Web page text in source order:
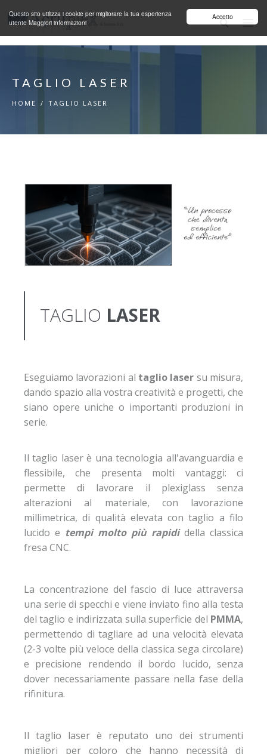
Accetto
Questo sito utilizza i cookie per migliorare la tua esperienza
utente Maggiori informazioni
TAGLIO LASER
HOME / TAGLIO LASER
TAGLIO LASER
Eseguiamo lavorazioni al taglio laser su misura,
dando spazio alla vostra creatività e progetti, che
siano opere uniche o importanti produzioni in
serie.
Il taglio laser è una tecnologia all'avanguardia e
flessibile, che presenta molti vantaggi: ci
permette di lavorare il plexiglass senza
alterazioni al materiale, con lavorazione
millimetrica, di qualità elevata con taglio a filo
lucido e tempi molto più rapididella classica
fresa CNC.
La concentrazione del fascio di luce attraversa
una serie di specchi e viene inviato fino alla testa
del taglio e indirizzata sulla superficie del PMMA,
permettendo di tagliare ad una velocità elevata
(2-3 volte più veloce della classica sega circolare)
e precisione rendendo il bordo lucido, senza
dover necessariamente passare nella fase della
rifinitura.
Il taglio laser è reputato uno dei strumenti
migliori per coloro che hanno necessità di